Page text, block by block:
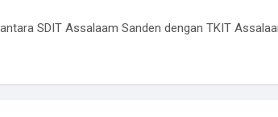
SDIT Assalaam Sanden dengan TKIT